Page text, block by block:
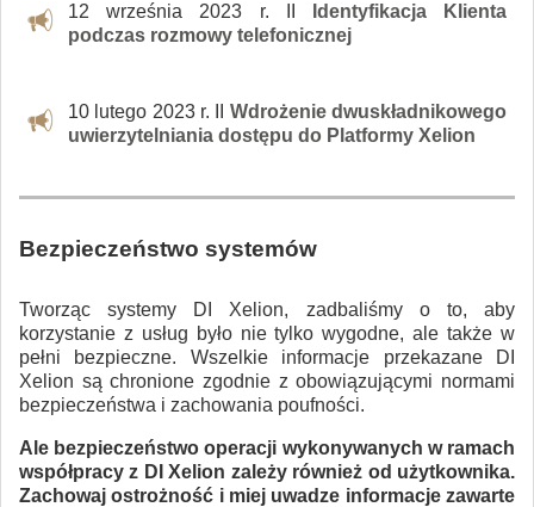
12 września 2023 r. II
Identyfikacja Klienta
podczas rozmowy telefonicznej
10 lutego 2023 r. II Wdrożenie dwuskładnikowego
uwierzytelniania dostępu do Platformy Xelion
Bezpieczeństwo systemów
Tworząc systemy DI Xelion, zadbaliśmy o to, aby
korzystanie z usług było nie tylko wygodne, ale także w
pełni bezpieczne. Wszelkie informacje przekazane DI
Xelion są chronione zgodnie z obowiązującymi normami
bezpieczeństwa i zachowania poufności.
Ale bezpieczeństwo operacji wykonywanych w ramach
współpracy z DI Xelion zależy również od użytkownika.
Zachowaj ostrożność i miej uwadze informacje zawarte